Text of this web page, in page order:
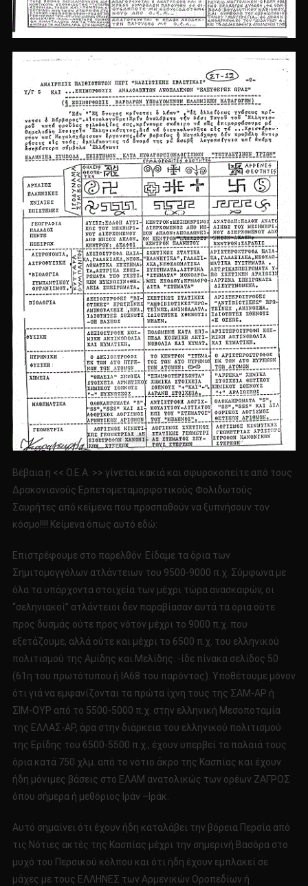
Βέβαια η << Ο.Ε.Α. >> γίνεται κακιά και σφυροκοπείτε από τους
Δρακονιανούς Ερπετομεταμορφοτικούς Φολιδωτούς
Σαυρήτες από κείμενα που προσπαθούν να ξυπνήσουν τον
κόσμο!!!! Κείμενα όπως αυτό εδώ:
Επιστρέφουμε στο παρελθόν. Είδαμε τα όρια των
Σημιτομογγόλων ατλάντειων του 9500-9000 π.χ. Σύμφωνα με
όλα τα υπάρχοντα στοιχεία των μέχρι τώρα ανασκαφών, οι
“σεληνιακοί” ατλάντειοι δεν παραβίασαν αυτά τα όρια ούτε
προς δυσμάς ούτε προς νότον μέχρι το 9000 π.χ. που
εξετάζουμε, αλλά ούτε και μέχρι το 6500 π.χ. του ελληνικού
πολιτισμού της Αμίδης και Μελίδης. -ίδε πίνακα σελίδος 50
(61η του πρωτότυπου ή ΙΑ68 του παρόντος). Υποθέτουμε μόνον
ότι γιά να εμφανίζονται τα πρώτα ίχνη τους της ΣΑΜ-ΑΡ ή
ΣΙΜ-ΟΥΡ από το 5500-5000 π.χ. στην ελληνική Μεσοποταμία
της ΕΛΛΑΣ-ΑΡ, άρα στην διάρκεια του ελληνικού πολιτισμού
της Ερίδης του 6500-5500 π.χ., έχουν υπερβεί τα παλαιά τους
όρια κατά 750 χλμ. από το νότιο άκρο της Κασπίας και έχουν
ήδη μόνιμες βάσεις στο ΕΛΑΜ ανατολικώς των ορέων ΖΑΓΡΟΣ
όπου σήμερα ή μεθόριος Ιράν –Ιράκ.
Αυτό σημαίνει ότι έχουν ήδη καταλάβει την βόρεια Περσία από
τις Νότιες ακτές της Κασπίας μέχρι την σημερινή Βασόρα στο
μυχό του Περσικού κόλπου και ότι ήδη έχουν εμπλακεί σε
μάχες με τους ΕΛΛΗΝΕΣ των Αρμενικών Οροπεδίων ή